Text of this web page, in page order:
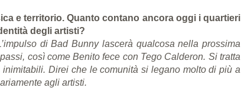
e territorio. Quanto contano ancora oggi i quartieri
degli artisti?
di Bad Bunny lascerà qualcosa nella prossima
così come Benito fece con Tego Calderon. Si tratta
Direi che le comunità si legano molto di più a
agli artisti.